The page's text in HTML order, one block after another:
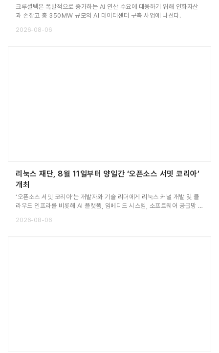
크루셜텍은 폭발적으로 증가하는 AI 연산 수요에 대응하기 위해 인화자산
과 손잡고 총 350MW 규모의 AI 데이터센터 구축 사업에 나선다.
2026-08-06
리눅스 재단, 8월 11일부터 양일간 ‘오픈소스 서밋 코리아’
개최
'오픈소스 서밋 코리아'는 개발자와 기술 리더에게 리눅스 커널 개발 및 클
라우드 인프라를 비롯해 AI 플랫폼, 임베디드 시스템, 소프트웨어 공급망 보
술을 구현 및 운영하는 전문가들과 직접 교류할 수 있는 기회를 제공한다.
2026-08-06